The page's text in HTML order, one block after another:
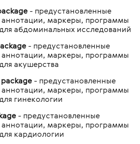
- предустановленные
маркеры, программы
абдоминальных исследований
- предустановленные
маркеры, программы
акушерства
- предустановленные
маркеры, программы
гинекологии
- предустановленные
маркеры, программы
кардиологии